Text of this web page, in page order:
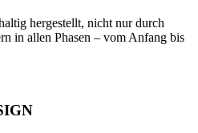
hergestellt, nicht nur durch
in allen Phasen – vom Anfang bis